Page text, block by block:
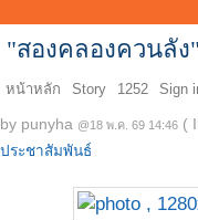
"สองคลองควนลัง"
หน้าหลัก Story 1252 Sign
by punyha @18 พ.ค. 69 14:46 (
ประชาสัมพันธ์